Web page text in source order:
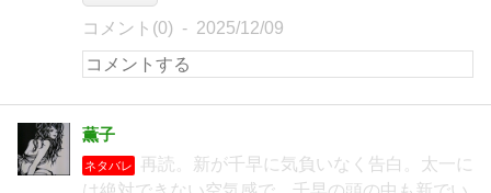
コメント(0) 2025/12/09
薫子
ネタバレ
再読。新が千早に気負いなく告白。太一に